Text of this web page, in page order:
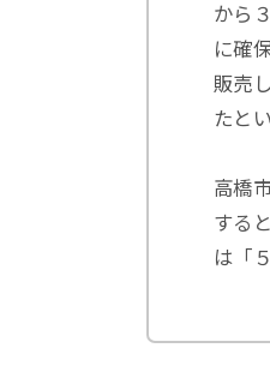
から
に確
販売
たとい
高橋
する
は「